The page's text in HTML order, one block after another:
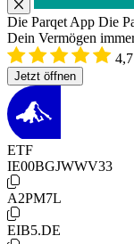
Die Parqet App Die
Dein Vermögen
4,7
Jetzt öffnen
ETF
IE00BGJWWV33
A2PM7L
EIB5.DE